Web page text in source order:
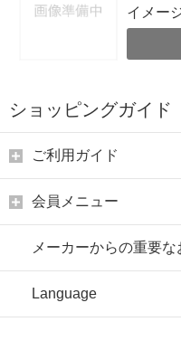
イメー
ショッピングガイド
ご利用ガイド
会員メニュー
メーカーからの重要
Language